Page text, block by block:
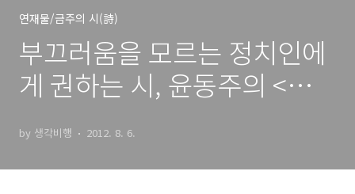
연재물/금주의 시(詩)
부끄러움을 모르는 정치인에
게 권하는 시, 윤동주의 <참회
by 생각비행 2012. 8. 6.